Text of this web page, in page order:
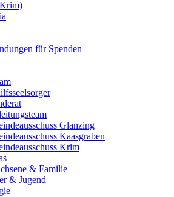
für Spenden
Glanzing
Kaasgraben
Krim
& Familie
& Jugend